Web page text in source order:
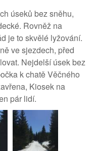
úseků bez sněhu,
Rovněž na
je to skvělé lyžování.
ve sjezdech, před
Nejdelší úsek bez
k chatě Věčného
Kiosek na
pár lidí.